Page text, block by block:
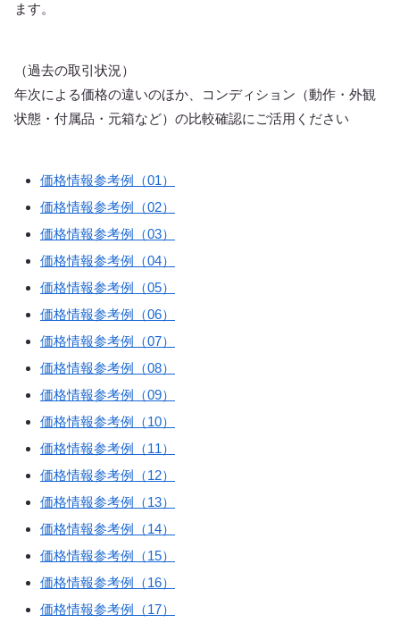
ます。
（過去の取引状況）
年次による価格の違いのほか、コンディション（動作・外観
状態・付属品・元箱など）の比較確認にご活用ください
価格情報参考例（01）
価格情報参考例（02）
価格情報参考例（03）
価格情報参考例（04）
価格情報参考例（05）
価格情報参考例（06）
価格情報参考例（07）
価格情報参考例（08）
価格情報参考例（09）
価格情報参考例（10）
価格情報参考例（11）
価格情報参考例（12）
価格情報参考例（13）
価格情報参考例（14）
価格情報参考例（15）
価格情報参考例（16）
価格情報参考例（17）